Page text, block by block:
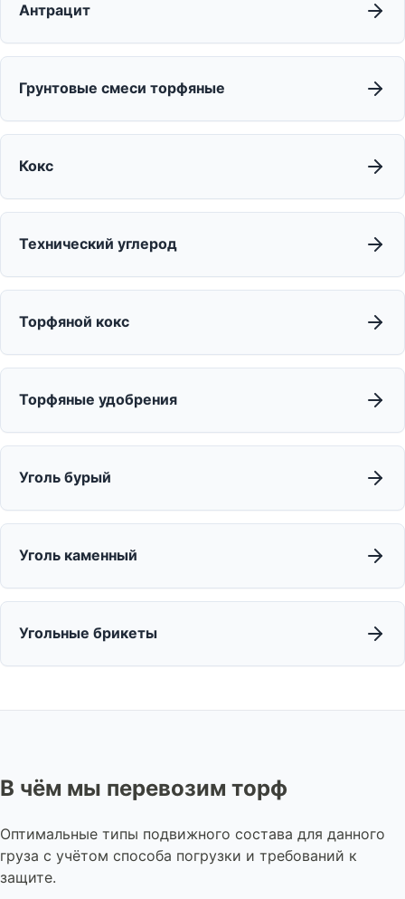
Антрацит
Грунтовые смеси торфяные
Кокс
Технический углерод
Торфяной кокс
Торфяные удобрения
Уголь бурый
Уголь каменный
Угольные брикеты
В чём мы перевозим торф
Оптимальные типы подвижного состава для данного
груза с учётом способа погрузки и требований к
защите.